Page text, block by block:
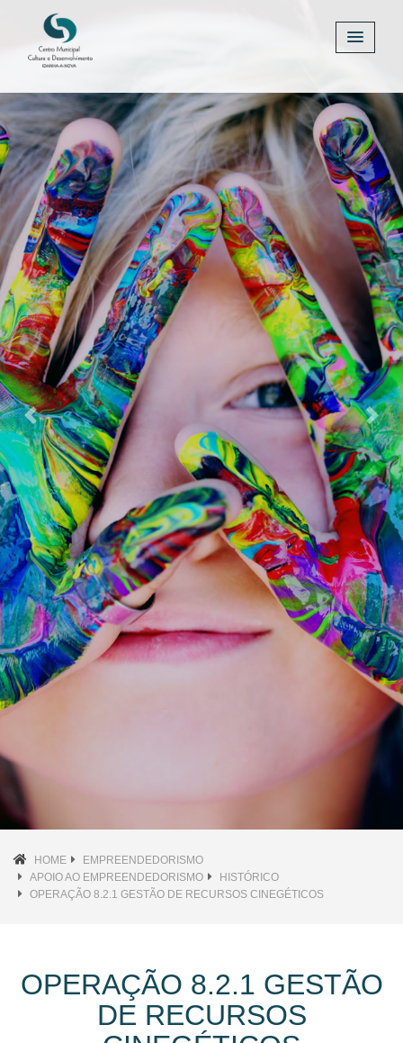
Previous Next
HOME
EMPREENDEDORISMO
APOIO AO EMPREENDEDORISMO
HISTÓRICO
OPERAÇÃO 8.2.1 GESTÃO DE RECURSOS CINEGÉTICOS
OPERAÇÃO 8.2.1 GESTÃO
DE RECURSOS